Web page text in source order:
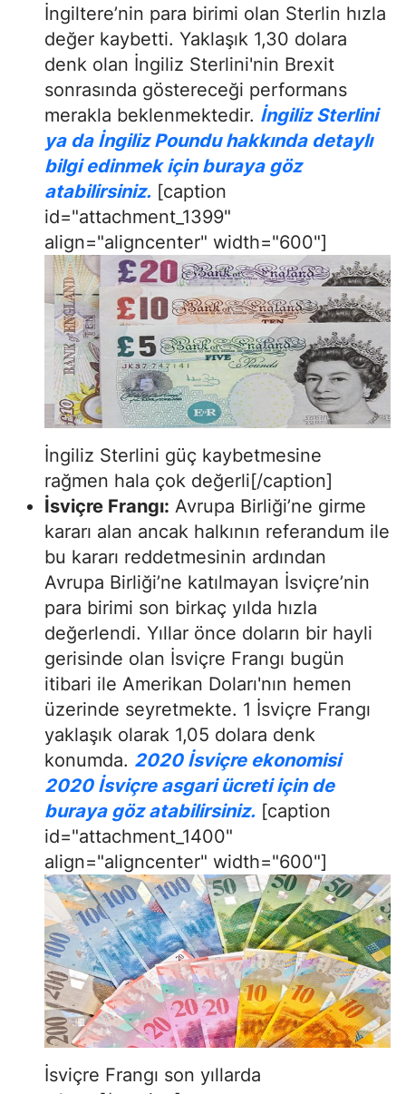
İngiltere’nin para birimi olan Sterlin hızla
değer kaybetti. Yaklaşık 1,30 dolara
denk olan İngiliz Sterlini'nin Brexit
sonrasında göstereceği performans
merakla beklenmektedir. İngiliz Sterlini
ya da İngiliz Poundu hakkında detaylı
bilgi edinmek için buraya göz
atabilirsiniz. [caption
id="attachment_1399"
align="aligncenter" width="600"]
İngiliz Sterlini güç kaybetmesine
rağmen hala çok değerli[/caption]
İsviçre Frangı: Avrupa Birliği’ne girme
kararı alan ancak halkının referandum ile
bu kararı reddetmesinin ardından
Avrupa Birliği’ne katılmayan İsviçre’nin
para birimi son birkaç yılda hızla
değerlendi. Yıllar önce doların bir hayli
gerisinde olan İsviçre Frangı bugün
itibari ile Amerikan Doları'nın hemen
üzerinde seyretmekte. 1 İsviçre Frangı
yaklaşık olarak 1,05 dolara denk
konumda. 2020 İsviçre ekonomisi
2020 İsviçre asgari ücreti için de
buraya göz atabilirsiniz. [caption
id="attachment_1400"
align="aligncenter" width="600"]
İsviçre Frangı son yıllarda